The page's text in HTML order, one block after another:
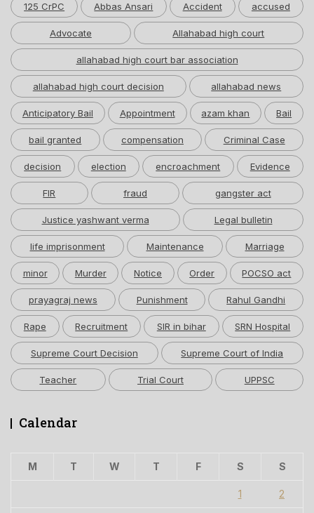
125 CrPC Abbas Ansari Accident accused
Advocate Allahabad high court
allahabad high court bar association
allahabad high court decision allahabad news
Anticipatory Bail Appointment azam khan Bail
bail granted compensation Criminal Case
decision election encroachment Evidence
FIR fraud gangster act
Justice yashwant verma Legal bulletin
life imprisonment Maintenance Marriage
minor Murder Notice Order POCSO act
prayagraj news Punishment Rahul Gandhi
Rape Recruitment SIR in bihar SRN Hospital
Supreme Court Decision Supreme Court of India
Teacher Trial Court UPPSC
Calendar
M T W T F S S
1 2